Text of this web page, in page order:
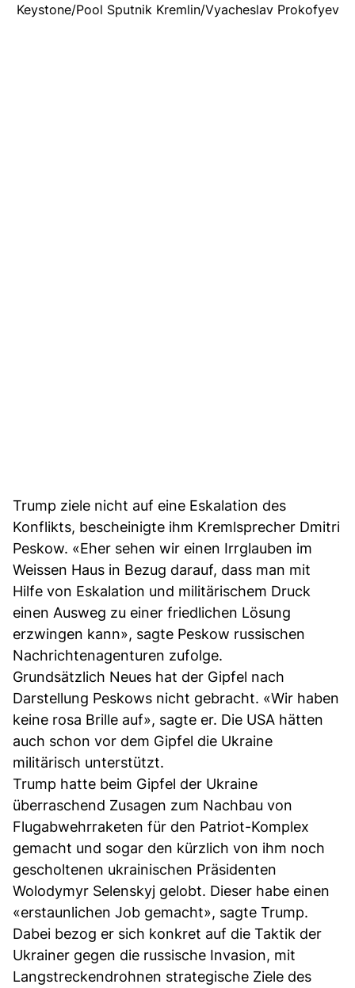
Keystone/Pool Sputnik Kremlin/Vyacheslav Prokofyev
Trump ziele nicht auf eine Eskalation des
Konflikts, bescheinigte ihm Kremlsprecher Dmitri
Peskow. «Eher sehen wir einen Irrglauben im
Weissen Haus in Bezug darauf, dass man mit
Hilfe von Eskalation und militärischem Druck
einen Ausweg zu einer friedlichen Lösung
erzwingen kann», sagte Peskow russischen
Nachrichtenagenturen zufolge.
Grundsätzlich Neues hat der Gipfel nach
Darstellung Peskows nicht gebracht. «Wir haben
keine rosa Brille auf», sagte er. Die USA hätten
auch schon vor dem Gipfel die Ukraine
militärisch unterstützt.
Trump hatte beim Gipfel der Ukraine
überraschend Zusagen zum Nachbau von
Flugabwehrraketen für den Patriot-Komplex
gemacht und sogar den kürzlich von ihm noch
gescholtenen ukrainischen Präsidenten
Wolodymyr Selenskyj gelobt. Dieser habe einen
«erstaunlichen Job gemacht», sagte Trump.
Dabei bezog er sich konkret auf die Taktik der
Ukrainer gegen die russische Invasion, mit
Langstreckendrohnen strategische Ziele des